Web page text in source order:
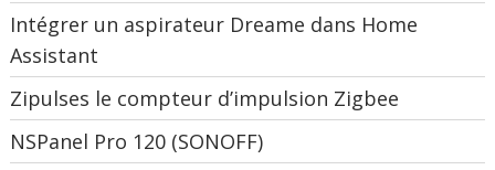
Intégrer un aspirateur Dreame dans Home
Assistant
Zipulses le compteur d’impulsion Zigbee
NSPanel Pro 120 (SONOFF)